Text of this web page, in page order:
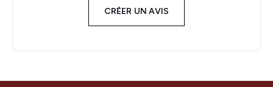
CRÉER UN AVIS